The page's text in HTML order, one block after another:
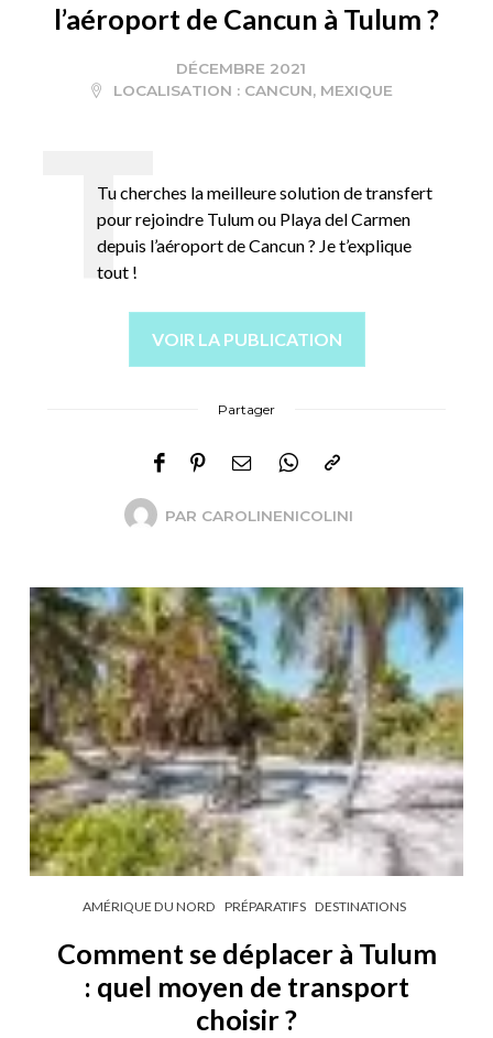
l’aéroport de Cancun à Tulum ?
DÉCEMBRE 2021
LOCALISATION : CANCUN, MEXIQUE
Tu cherches la meilleure solution de transfert
pour rejoindre Tulum ou Playa del Carmen
depuis l’aéroport de Cancun ? Je t’explique
tout !
VOIR LA PUBLICATION
Partager
PAR CAROLINENICOLINI
AMÉRIQUE DU NORD PRÉPARATIFS DESTINATIONS
Comment se déplacer à Tulum
: quel moyen de transport
choisir ?